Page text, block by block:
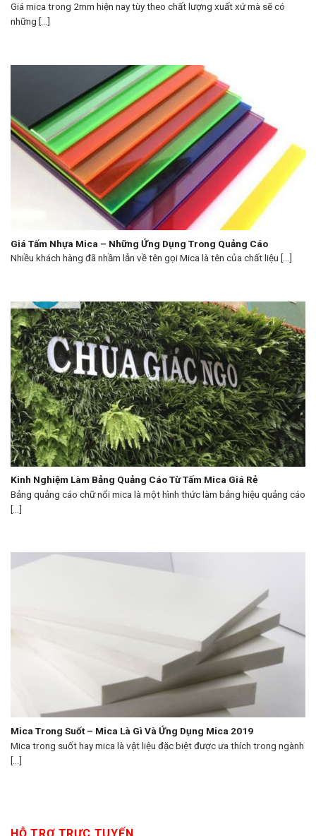
Giá mica trong 2mm hiện nay tùy theo chất lượng xuất xứ mà sẽ có
những [...]
Giá Tấm Nhựa Mica – Những Ứng Dụng Trong Quảng Cáo
Nhiều khách hàng đã nhầm lẫn về tên gọi Mica là tên của chất liệu [...]
Kinh Nghiệm Làm Bảng Quảng Cáo Từ Tấm Mica Giá Rẻ
Bảng quảng cáo chữ nổi mica là một hình thức làm bảng hiệu quảng cáo
[...]
Mica Trong Suốt – Mica Là Gì Và Ứng Dụng Mica 2019
Mica trong suốt hay mica là vật liệu đặc biệt được ưa thích trong ngành
[...]